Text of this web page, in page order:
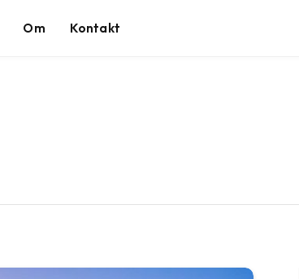
Om Kontakt